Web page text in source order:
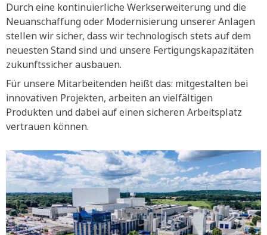
Durch eine kontinuierliche Werkserweiterung und die
Neuanschaffung oder Modernisierung unserer Anlagen
stellen wir sicher, dass wir technologisch stets auf dem
neuesten Stand sind und unsere Fertigungskapazitäten
zukunftssicher ausbauen.
Für unsere Mitarbeitenden heißt das: mitgestalten bei
innovativen Projekten, arbeiten an vielfältigen
Produkten und dabei auf einen sicheren Arbeitsplatz
vertrauen können.